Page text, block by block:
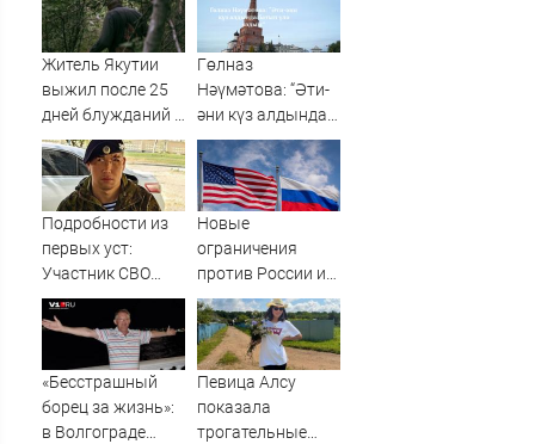
Житель Якутии
выжил после 25
дней блужданий в
тайге
Гөлназ
Нәүмәтова: “Әти-
әни күз алдында
батып үлә яздым”
Подробности из
первых уст:
Участник СВО
рассказал, что
спасло его в
схватке с
медведем
Новые
ограничения
против России и
Ирана прошли
голосование в
Сенате США
«Бесстрашный
борец за жизнь»:
в Волгограде
Певица Алсу
показала
трогательные